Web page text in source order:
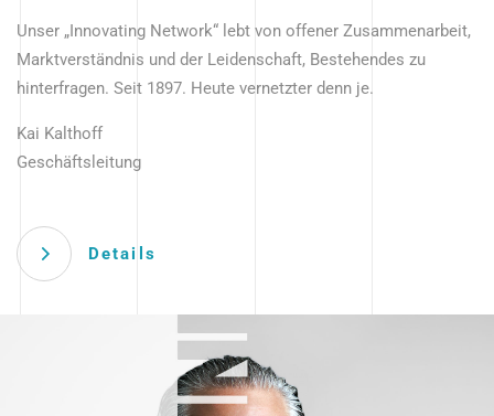
Unser „Innovating Network“ lebt von offener Zusammenarbeit,
Marktverständnis und der Leidenschaft, Bestehendes zu
hinterfragen. Seit 1897. Heute vernetzter denn je.
Kai Kalthoff
Geschäftsleitung
Details